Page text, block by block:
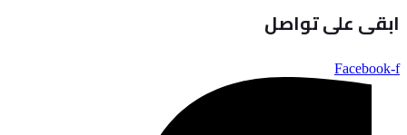
ابقى على تواصل
Facebook-f